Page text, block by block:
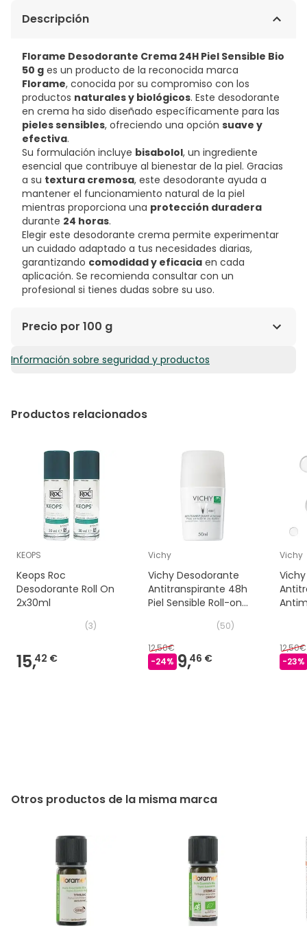
Descripción
Florame Desodorante Crema 24H Piel Sensible Bio
50 g es un producto de la reconocida marca
Florame, conocida por su compromiso con los
productos naturales y biológicos. Este desodorante
en crema ha sido diseñado específicamente para las
pieles sensibles, ofreciendo una opción suave y
efectiva.
Su formulación incluye bisabolol, un ingrediente
esencial que contribuye al bienestar de la piel. Gracias
a su textura cremosa, este desodorante ayuda a
mantener el funcionamiento natural de la piel
mientras proporciona una protección duradera
durante 24 horas.
Elegir este desodorante crema permite experimentar
un cuidado adaptado a tus necesidades diarias,
garantizando comodidad y eficacia en cada
aplicación. Se recomienda consultar con un
profesional si tienes dudas sobre su uso.
Precio por 100 g
16,72€ / 100 g
Información sobre seguridad y productos
Productos relacionados
KEOPS
Keops Roc
Desodorante Roll On
2x30ml
(3)
15,42 €
Vichy
Vichy Desodorante
Antitranspirante 48h
Piel Sensible Roll-on
(50)
12,50€
-24% 9,46 €
Vichy
12,50€
-23%
Otros productos de la misma marca